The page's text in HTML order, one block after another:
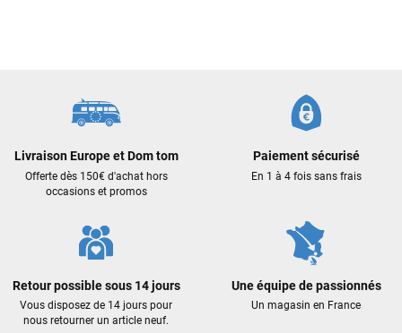
Livraison Europe et Dom tom
Offerte dès 150€ d'achat hors
occasions et promos
Paiement sécurisé
En 1 à 4 fois sans frais
Retour possible sous 14 jours
Vous disposez de 14 jours pour
nous retourner un article neuf.
Une équipe de passionnés
Un magasin en France
le lendemain, et j’ai bien reçu tout le matériel dans un colis
propre et soigné. Plus qu’à tester ça sur l’eau ! Je
professionnalisme et sa réactivité.
Cela faisait 6 mois que je galérais à remplacer ma board eux
m'ont trouvé une pépite à laquelle je n'aurais jamais pensé !
encore pour cette severne dyno !